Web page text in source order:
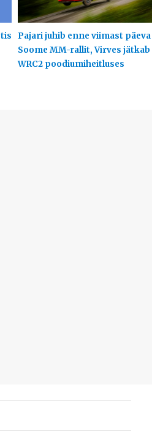
Pajari juhib enne viimast päeva
Soome MM-rallit, Virves jätkab
WRC2 poodiumiheitluses